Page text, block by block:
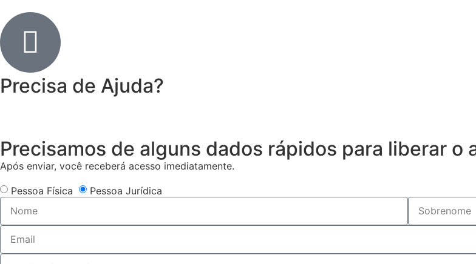
Precisa de Ajuda?
Precisamos de alguns dados rápidos para liberar o
Após enviar, você receberá acesso imediatamente.
Pessoa Física Pessoa Jurídica